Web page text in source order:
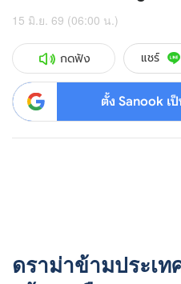
15 มิ.ย. 69 (06:00 น.)
กดฟัง แชร์
ตั้ง Sanook เ
ดราม่าข้ามประเ